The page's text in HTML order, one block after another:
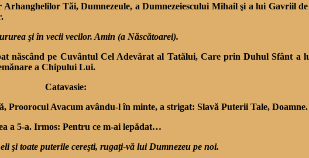
Tăi, Dumnezeule, a Dumnezeiescului Mihail şi a lui Gavriil
şi în vecii vecilor. Amin (a Născătoarei).
născând pe Cuvântul Cel Adevărat al Tatălui, Care prin Duhul Sfânt a
a Chipului Lui.
Catavasie:
Proorocul Avacum avându-l în minte, a strigat: Slavă Puterii Tale, Doamne.
a 5-a. Irmos: Pentru ce m-ai lepădat…
şi toate puterile cereşti, rugaţi-vă lui Dumnezeu pe noi.